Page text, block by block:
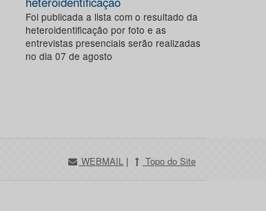
Foi publicada a lista com o resultado da
heteroidentificação por foto e as
entrevistas presenciais serão realizadas
no dia 07 de agosto
WEBMAIL | Topo do Site